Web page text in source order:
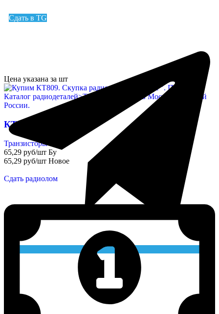
Сдать в TG
Цена указана за шт
КТ809
Транзисторы
65,29 руб/шт Бу
65,29 руб/шт Новое
Сдать радиолом